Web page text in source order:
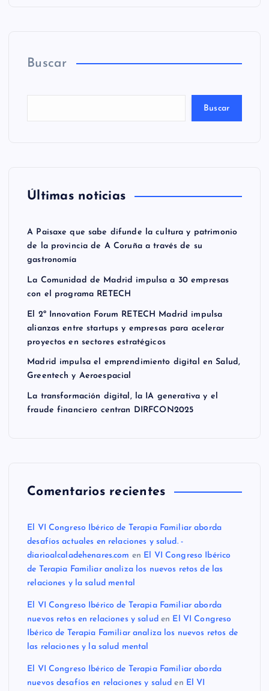
Buscar
Buscar
Últimas noticias
A Paisaxe que sabe difunde la cultura y patrimonio
de la provincia de A Coruña a través de su
gastronomía
La Comunidad de Madrid impulsa a 30 empresas
con el programa RETECH
El 2º Innovation Forum RETECH Madrid impulsa
alianzas entre startups y empresas para acelerar
proyectos en sectores estratégicos
Madrid impulsa el emprendimiento digital en Salud,
Greentech y Aeroespacial
La transformación digital, la IA generativa y el
fraude financiero centran DIRFCON2025
Comentarios recientes
El VI Congreso Ibérico de Terapia Familiar aborda
desafíos actuales en relaciones y salud. -
diarioalcaladehenares.com en El VI Congreso Ibérico
de Terapia Familiar analiza los nuevos retos de las
relaciones y la salud mental
El VI Congreso Ibérico de Terapia Familiar aborda
nuevos retos en relaciones y salud en El VI Congreso
Ibérico de Terapia Familiar analiza los nuevos retos de
las relaciones y la salud mental
El VI Congreso Ibérico de Terapia Familiar aborda
nuevos desafíos en relaciones y salud en El VI